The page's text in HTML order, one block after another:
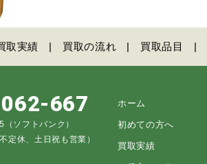
取実績 買取の流れ 買取品目
667
ソフトバンク）
定休、土日祝も営業）
ホーム
初めての方へ
買取実績